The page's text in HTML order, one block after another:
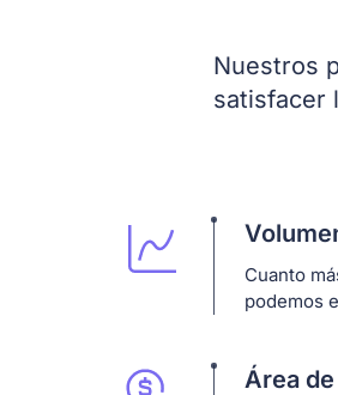
Nuestros
satisfacer
Cuanto
podemos
Área